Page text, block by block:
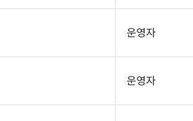
운영자
운영자